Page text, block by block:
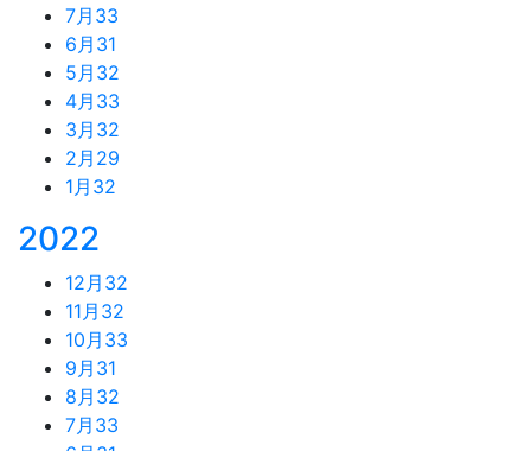
7月 33
6月 31
5月 32
4月 33
3月 32
2月 29
1月 32
2022
12月 32
11月 32
10月 33
9月 31
8月 32
7月 33